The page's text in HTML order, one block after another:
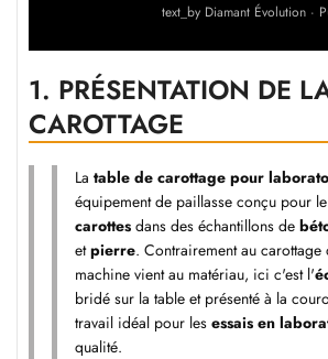
text_by Diamant Évolution ·
1. PRÉSENTATION DE
CAROTTAGE
La table de carottage pour
équipement de paillasse conçu pour le
carottes dans des échantillons de
etpierre. Contrairement au
machine vient au matériau, ici c'est l'
bridé sur la table et présenté à la
travail idéal pour les essais en
qualité.